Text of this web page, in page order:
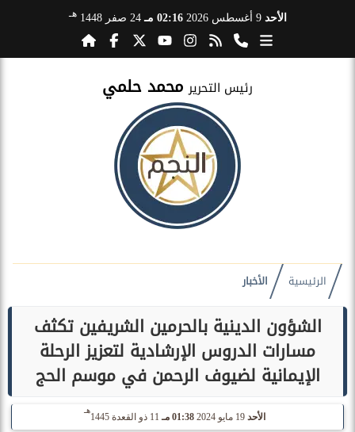
الأحد 9 أغسطس 2026 02:16 مـ 24 صفر 1448 هـ
رئيس التحرير محمد حلمي
الرئيسية الأخبار
الشؤون الدينية بالحرمين الشريفين تكثف
مسارات الدروس الإرشادية لتعزيز الرحلة
الإيمانية لضيوف الرحمن في موسم الحج
الأحد 19 مايو 2024 01:38 مـ 11 ذو القعدة 1445
هـ